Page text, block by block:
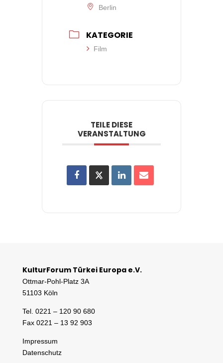
Berlin
KATEGORIE
Film
TEILE DIESE
VERANSTALTUNG
KulturForum Türkei Europa e.V.
Ottmar-Pohl-Platz 3A
51103 Köln
Tel. 0221 – 120 90 680
Fax 0221 – 13 92 903
Impressum
Datenschutz